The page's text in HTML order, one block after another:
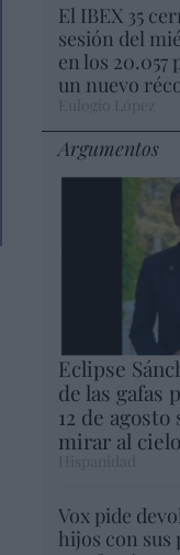
El IBEX 35
sesión del
en los 20.057
un nuevo
Argumentos
Eclipse
de las gafas
12 de
mirar al
Vox pide
hijos con sus